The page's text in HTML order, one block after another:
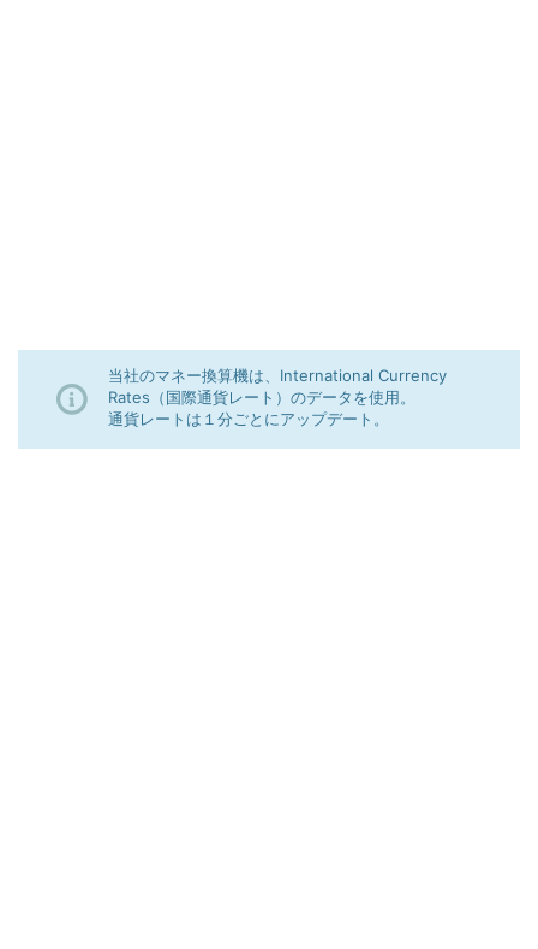
当社のマネー換算機は、International Currency
Rates（国際通貨レート）のデータを使用。
通貨レートは１分ごとにアップデート。